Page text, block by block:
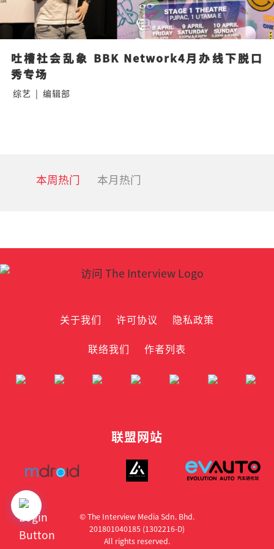
吐槽社会乱象 BBK Network4月办线下脱口
秀专场
综艺 | 编辑部
本周热门 本月热门
关于我们 许可协议
隐私政策
联络我们
作者列表
联盟网站
© The Interview Media Sdn. Bhd.
201801040185 (1302216­-D)
All rights reserved.